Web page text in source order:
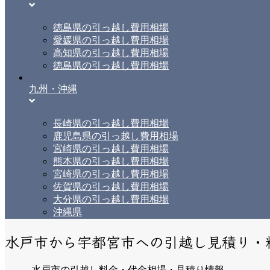
徳島県の引っ越し費用相場
愛媛県の引っ越し費用相場
高知県の引っ越し費用相場
徳島県の引っ越し費用相場
九州・沖縄
長崎県の引っ越し費用相場
鹿児島県の引っ越し費用相場
宮崎県の引っ越し費用相場
熊本県の引っ越し費用相場
宮崎県の引っ越し費用相場
佐賀県の引っ越し費用相場
大分県の引っ越し費用相場
沖縄県
水戸市から宇都宮市への引越し見積り